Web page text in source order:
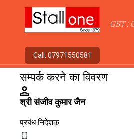
GST :
Call: 07971550581
सम्पर्क करने का विवरण
श्री संजीव कुमार जैन
प्रबंध निदेशक